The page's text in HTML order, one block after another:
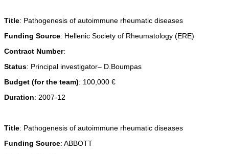
Title: Pathogenesis of autoimmune rheumatic diseases
Funding Source: Hellenic Society of Rheumatology (ERE)
Contract Number:
Status: Principal investigator– D.Boumpas
Budget (for the team): 100,000 €
Duration: 2007-12
Title: Pathogenesis of autoimmune rheumatic diseases
Funding Source: ABBOTT